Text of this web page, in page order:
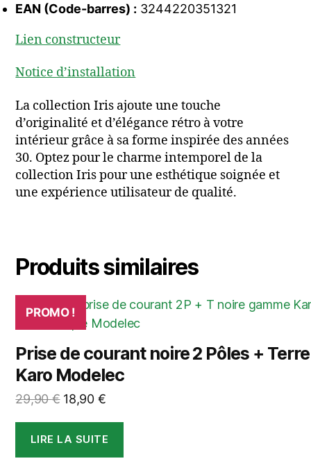
EAN (Code-barres) : 3244220351321
Lien constructeur
Notice d’installation
La collection Iris ajoute une touche
d’originalité et d’élégance rétro à votre
intérieur grâce à sa forme inspirée des années
30. Optez pour le charme intemporel de la
collection Iris pour une esthétique soignée et
une expérience utilisateur de qualité.
Produits similaires
PROMO !
Prise de courant noire 2 Pôles + Terre
Karo Modelec
29,90€ Le
initial
était :
18,90 €Le
actuel
est :
LIRE LA SUITE